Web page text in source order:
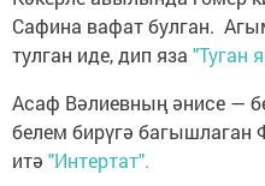
Сафина вафат булган.
тулган иде, дип яза "Туган
Асаф Вәлиевның әнисе —
белем бирүгә багышлаган
итә "Интертат".